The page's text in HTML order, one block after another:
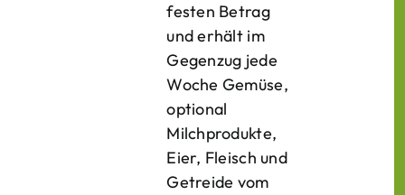
festen Betrag
und erhält im
Gegenzug jede
Woche Gemüse,
optional
Milchprodukte,
Eier, Fleisch und
Getreide vom